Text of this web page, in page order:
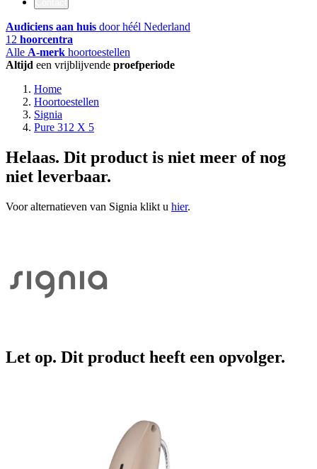
Audiciens aan huis door héél Nederland
12 hoorcentra
Alle A-merk hoortoestellen
Altijd een vrijblijvende proefperiode
Home
Hoortoestellen
Signia
Pure 312 X 5
Helaas. Dit product is niet meer of nog
niet leverbaar.
Voor alternatieven van Signia klikt u hier.
Let op. Dit product heeft een opvolger.